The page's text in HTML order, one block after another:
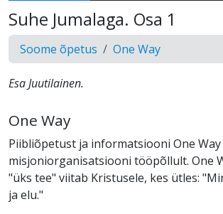
Suhe Jumalaga. Osa 1
Soome õpetus One Way
Esa Juutilainen.
One Way
Piibliõpetust ja informatsiooni One Way
misjoniorganisatsiooni tööpõllult. One
"üks tee" viitab Kristusele, kes ütles:
ja elu."